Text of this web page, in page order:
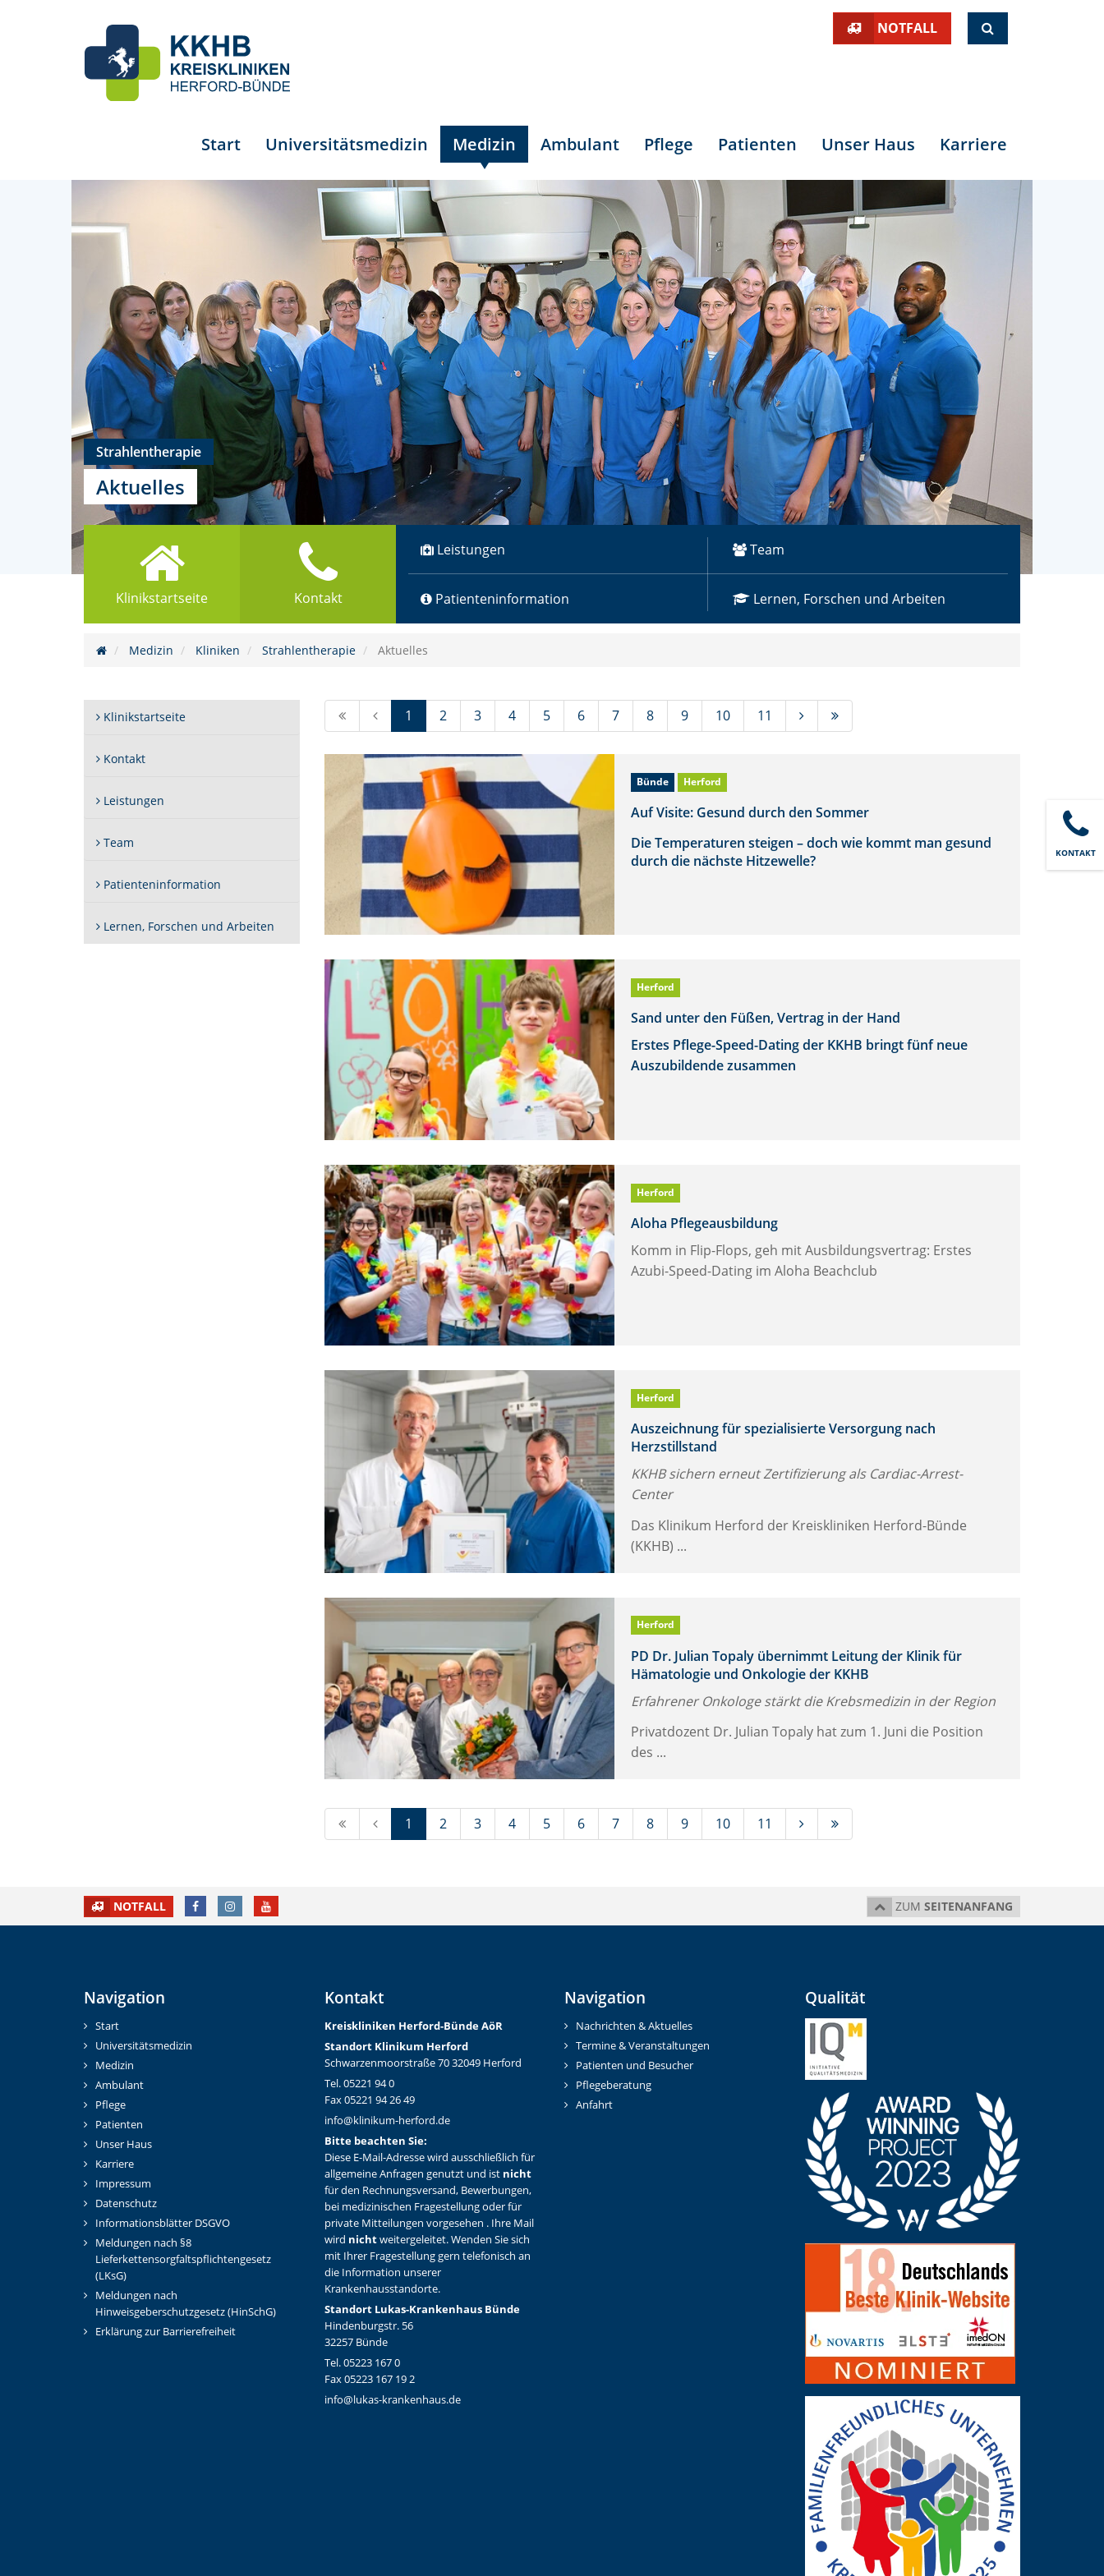
NOTFALL
Start Universitätsmedizin Medizin Ambulant Pflege Patienten Unser Haus Karriere
KONTAKT
Strahlentherapie
Aktuelles
Klinikstartseite Kontakt
Leistungen Team
Patienteninformation Lernen, Forschen und Arbeiten
Medizin Kliniken Strahlentherapie Aktuelles
1 (Standort)
2 3 4 5 6 7 8 9 10 11
Bünde Herford
Auf Visite: Gesund durch den Sommer
Die Temperaturen steigen – doch wie kommt man gesund
durch die nächste Hitzewelle?
Herford
Sand unter den Füßen, Vertrag in der Hand
Erstes Pflege-Speed-Dating der KKHB bringt fünf neue
Auszubildende zusammen
Herford
Aloha Pflegeausbildung
Komm in Flip-Flops, geh mit Ausbildungsvertrag: Erstes
Azubi-Speed-Dating im Aloha Beachclub
Herford
Auszeichnung für spezialisierte Versorgung nach
Herzstillstand
KKHB sichern erneut Zertifizierung als Cardiac-Arrest-
Center
Das Klinikum Herford der Kreiskliniken Herford-Bünde
(KKHB) ...
Herford
PD Dr. Julian Topaly übernimmt Leitung der Klinik für
Hämatologie und Onkologie der KKHB
Erfahrener Onkologe stärkt die Krebsmedizin in der Region
Privatdozent Dr. Julian Topaly hat zum 1. Juni die Position
des ...
1 (Standort)
2 3 4 5 6 7 8 9 10 11
Klinikstartseite
Kontakt
Leistungen
Team
Patienteninformation
Lernen, Forschen und Arbeiten
NOTFALL FACEBOOKINSTAGRAMYOUTUBE ZUM SEITENANFANG
Navigation
Start
Universitätsmedizin
Medizin
Ambulant
Pflege
Patienten
Unser Haus
Karriere
Impressum
Datenschutz
Informationsblätter DSGVO
Meldungen nach §8
Lieferkettensorgfaltspflichtengesetz
(LKsG)
Meldungen nach
Hinweisgeberschutzgesetz (HinSchG)
Erklärung zur Barrierefreiheit
Kontakt
Kreiskliniken Herford-Bünde AöR
Standort Klinikum Herford
Schwarzenmoorstraße 70 32049 Herford
Tel. 05221 94 0
Fax 05221 94 26 49
info@klinikum-herford.de
Bitte beachten Sie:
Diese E-Mail-Adresse wird ausschließlich für
allgemeine Anfragen genutzt und ist nicht
für den Rechnungsversand, Bewerbungen,
bei medizinischen Fragestellung oder für
private Mitteilungen vorgesehen . Ihre Mail
wird nichtweitergeleitet. Wenden Sie sich
mit Ihrer Fragestellung gern telefonisch an
die Information unserer
Krankenhausstandorte.
Standort Lukas-Krankenhaus Bünde
Hindenburgstr. 56
32257 Bünde
Tel. 05223 167 0
Fax 05223 167 19 2
info@lukas-krankenhaus.de
Navigation
Nachrichten & Aktuelles
Termine & Veranstaltungen
Patienten und Besucher
Pflegeberatung
Anfahrt
Qualität